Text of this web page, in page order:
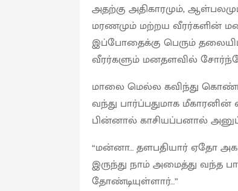
அதற்கு அதிகாரமும்,
மரணமும் மற்றய வீரர்களின்
இப்போதைக்கு பெரும்
வீரர்களும் மனதளவில்
மாலை மெல்ல கவிந்து
வந்து பார்ப்பதுமாக
பின்னால் காசியப்பனால்
“மன்னா… தளபதியார் ஏதோ
இருந்து நாம் அமைத்து
தோண்டியுள்ளார்…”